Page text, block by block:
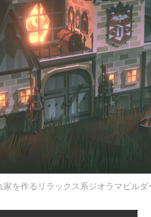
を作るリラックス系ジオラマビルダ